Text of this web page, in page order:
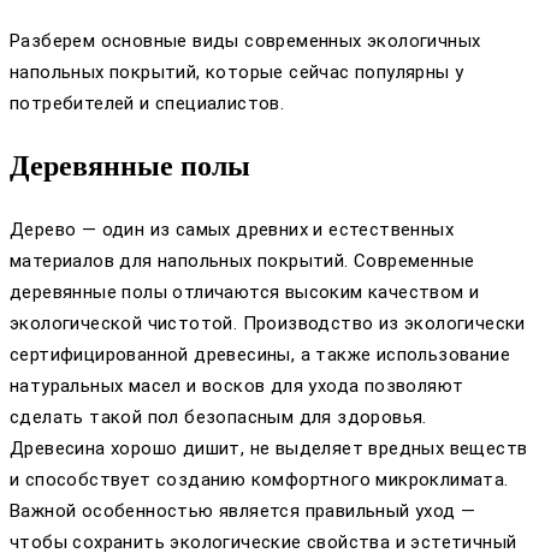
Разберем основные виды современных экологичных
напольных покрытий, которые сейчас популярны у
потребителей и специалистов.
Деревянные полы
Дерево — один из самых древних и естественных
материалов для напольных покрытий. Современные
деревянные полы отличаются высоким качеством и
экологической чистотой. Производство из экологически
сертифицированной древесины, а также использование
натуральных масел и восков для ухода позволяют
сделать такой пол безопасным для здоровья.
Древесина хорошо дишит, не выделяет вредных веществ
и способствует созданию комфортного микроклимата.
Важной особенностью является правильный уход —
чтобы сохранить экологические свойства и эстетичный